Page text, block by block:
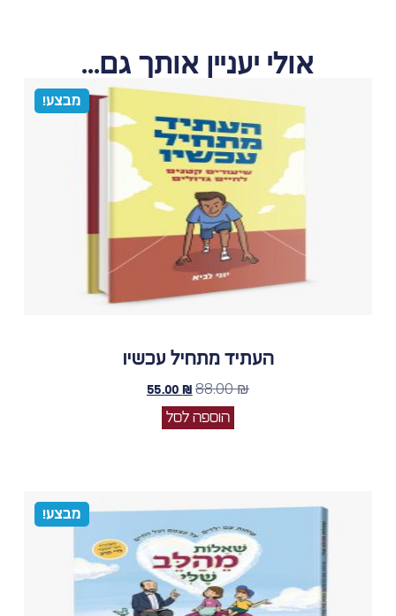
אולי יעניין אותך גם...
מבצע!
העתיד מתחיל עכשיו
88.00₪
55.00₪
הוספה לסל
מבצע!